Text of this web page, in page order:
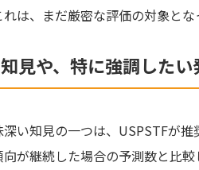
は、まだ厳密な評価の対象とな
見や、特に強調したい
い知見の一つは、USPSTFが
が継続した場合の予測数と比